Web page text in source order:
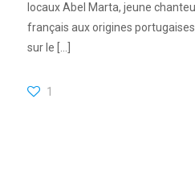
locaux Abel Marta, jeune
français aux origines
sur le
1